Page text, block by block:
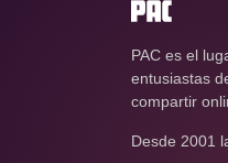
PAC es el
entusiastas
compartir
Desde 2001